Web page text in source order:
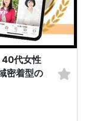
代女性
密着型の